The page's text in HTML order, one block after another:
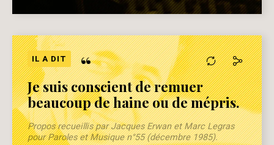
IL A DIT “
Je suis conscient de remuer
beaucoup de haine ou de mépris.
Propos recueillis par Jacques Erwan et Marc Legras
pour Paroles et Musique n°55 (décembre 1985).